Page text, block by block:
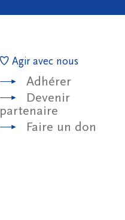
Agir avec nous
Adhérer
Devenir
partenaire
Faire un don